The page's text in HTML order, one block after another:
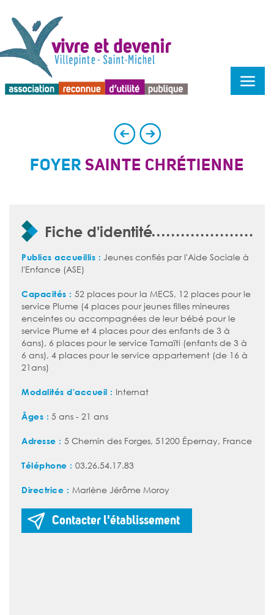
FOYERSAINTE CHRÉTIENNE
Fiche d'identité
Publics accueillis : Jeunes confiés par l'Aide Sociale à
l'Enfance (ASE)
Capacités : 52 places pour la MECS, 12 places pour le
service Plume (4 places pour jeunes filles mineures
enceintes ou accompagnées de leur bébé pour le
service Plume et 4 places pour des enfants de 3 à
6ans), 6 places pour le service Tamaïti (enfants de 3 à
6 ans), 4 places pour le service appartement (de 16 à
21ans)
Modalités d'accueil : Internat
Âges : 5 ans - 21 ans
Adresse : 5 Chemin des Forges, 51200 Épernay, France
Téléphone : 03.26.54.17.83
Directrice : Marlène Jérôme Moroy
Contacter l'établissement